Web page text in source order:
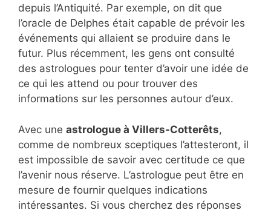
depuis l’Antiquité. Par exemple, on dit que
l’oracle de Delphes était capable de prévoir les
événements qui allaient se produire dans le
futur. Plus récemment, les gens ont consulté
des astrologues pour tenter d’avoir une idée de
ce qui les attend ou pour trouver des
informations sur les personnes autour d’eux.
Avec une astrologue à Villers-Cotterêts,
comme de nombreux sceptiques l’attesteront, il
est impossible de savoir avec certitude ce que
l’avenir nous réserve. L’astrologue peut être en
mesure de fournir quelques indications
intéressantes. Si vous cherchez des réponses